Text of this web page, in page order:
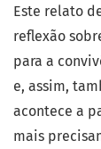
Este relato
reflexão
para a
e, assim,
acontece a
mais